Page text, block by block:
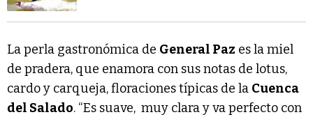
La perla gastronómica de General Paz es la miel
de pradera, que enamora con sus notas de lotus,
cardo y carqueja, floraciones típicas de la Cuenca
del Salado. “Es suave, muy clara y va perfecto con